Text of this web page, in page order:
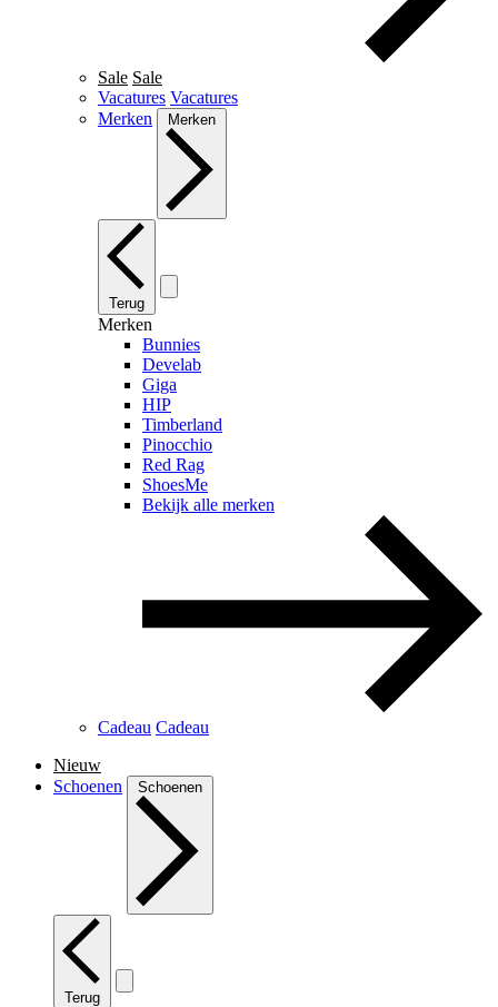
Sale Sale
Vacatures Vacatures
Merken
Merken
Terug
Merken
Bunnies
Develab
Giga
HIP
Timberland
Pinocchio
Red Rag
ShoesMe
Bekijk alle merken
Cadeau Cadeau
Nieuw
Schoenen
Schoenen
Terug